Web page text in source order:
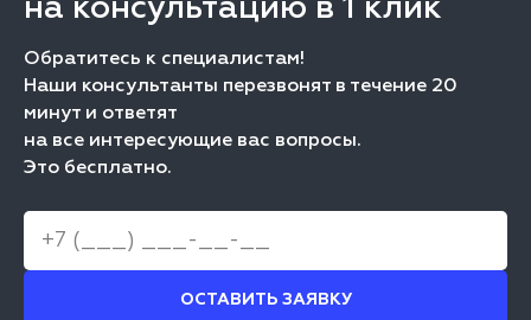
на консультацию в 1 клик
Обратитесь к специалистам!
Наши консультанты перезвонят в течение 20
минут и ответят
на все интересующие вас вопросы.
Это бесплатно.
ОСТАВИТЬ ЗАЯВКУ